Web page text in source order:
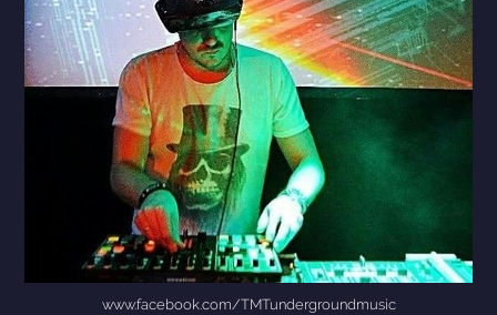
www.facebook.com/TMTundergroundmusic